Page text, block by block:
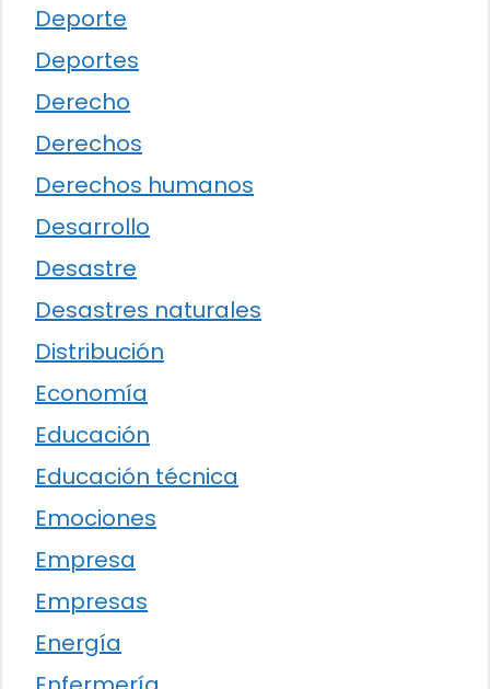
Deporte
Deportes
Derecho
Derechos
Derechos humanos
Desarrollo
Desastre
Desastres naturales
Distribución
Economía
Educación
Educación técnica
Emociones
Empresa
Empresas
Energía